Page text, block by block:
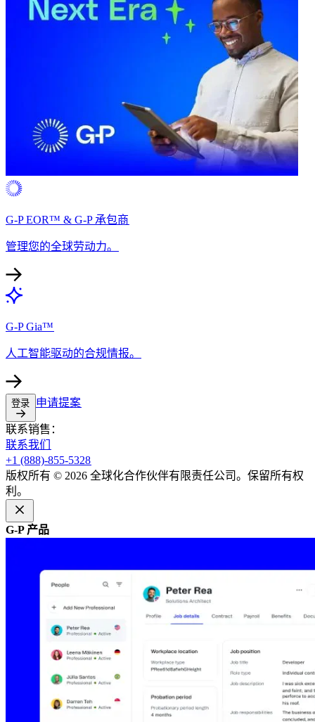
G-P EOR™ & G-P 承包商​​
管理您的全球劳动力。​​
G-P Gia™​​
人工智能驱动的合规情报。​​
登录​​ 申请提案​​
联系销售：​​
联系我们​​
+1 (888)-855-5328​​
版权所有 © 2026 全球化合作伙伴有限责任公司。保留所有权
利。​​
G-P 产品​​